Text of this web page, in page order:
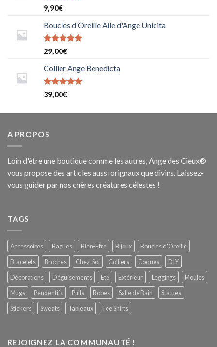
Note
5.0000000000000000
sur 5
9,90€
Boucles d'Oreille Aile d'Ange Unicita
Note
5.0000000000000000
sur 5
29,00€
Collier Ange Benedicta
Note5sur
39,00€
A PROPOS
Loin d'être une boutique comme les autres, Ange des Cieux®
vous propose des articles aussi orignaux que divins. Laissez-
vous guider par nos chères créatures célestes !
TAGS
Accessoires Bagues Bien-Etre Bijoux
Boucles d'Oreille
Bracelets
Broches Chez-Soi Colliers Coques
DIY
Décorations
Déguisements Eté Extérieur Leggings
Moules
Mugs
Pendentifs Pulls Robes Salle de Bain
Statues
Stickers
Sweats Tableaux Tee Shirts
REJOIGNEZ LA COMMUNAUTÉ !